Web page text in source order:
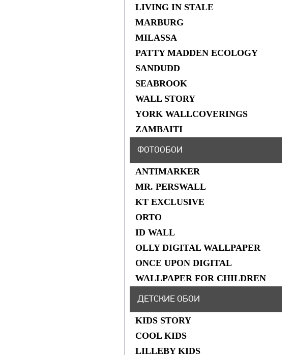
LIVING IN STALE
MARBURG
MILASSA
PATTY MADDEN ECOLOGY
SANDUDD
SEABROOK
WALL STORY
YORK WALLCOVERINGS
ZAMBAITI
ФОТООБОИ
ANTIMARKER
MR. PERSWALL
KT EXCLUSIVE
ORTO
ID WALL
OLLY DIGITAL WALLPAPER
ONCE UPON DIGITAL
WALLPAPER FOR CHILDREN
ДЕТСКИЕ ОБОИ
KIDS STORY
COOL KIDS
LILLEBY KIDS